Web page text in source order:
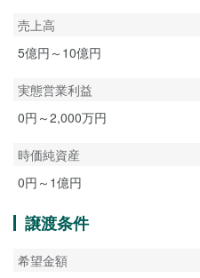
売上高
5億円～10億円
実態営業利益
0円～2,000万円
時価純資産
0円～1億円
譲渡条件
希望金額